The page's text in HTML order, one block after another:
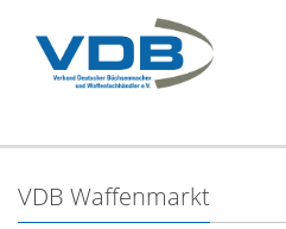
VDB Waffenmarkt